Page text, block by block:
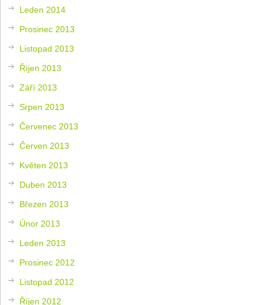
Leden 2014
Prosinec 2013
Listopad 2013
Říjen 2013
Září 2013
Srpen 2013
Červenec 2013
Červen 2013
Květen 2013
Duben 2013
Březen 2013
Únor 2013
Leden 2013
Prosinec 2012
Listopad 2012
Říjen 2012